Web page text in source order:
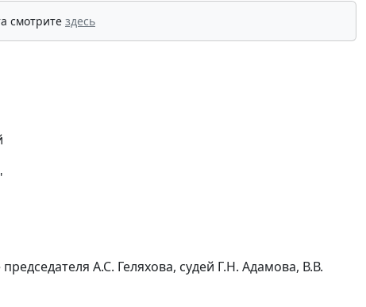
смотрите здесь
А.С. Геляхова, судей Г.Н. Адамова, В.В.